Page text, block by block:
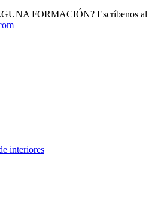
FORMACIÓN? Escríbenos al
interiores